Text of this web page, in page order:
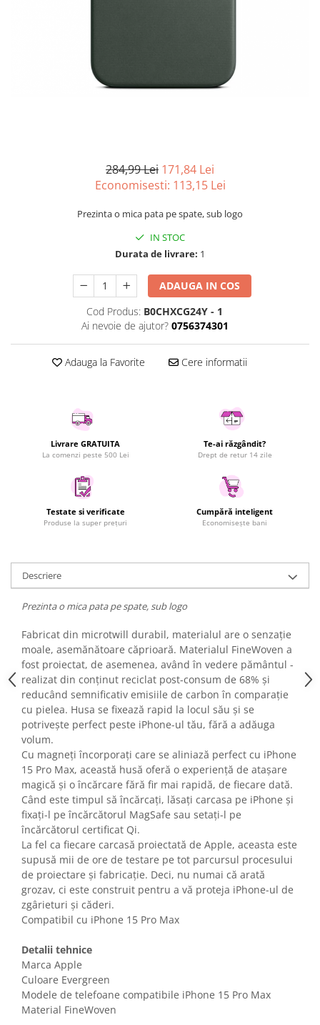
Organizare si depozitare
Utilaje si materiale de constructii
Laptop, Tablete & Telefoane
Laptopuri si Accesorii
Telefoane Mobile & accesorii
Wearable & Gadgeturi
Electrocasnice & Climatizare
Accesorii si piese masini spalat
rufe si uscatoare
Aparate Frigorifice
Aparate Racire Aer
Aragaze si cuptoare cu microunde
Climatizare & sisteme de incalzire
Electrocasnice pentru Bucatarie
Fiare de calcat si masini de cusut
Fashion
Bijuterii
Ceasuri barbatesti
Ceasuri dama
Cutii, curele si accesorii ceasuri
Genti si accesorii barbati
Genti si accesorii femei
Imbracaminte barbati
Imbracaminte femei
Imbracaminte si Incaltaminte copii
Incaltaminte barbati
Incaltaminte femei
Ochelari de soare
Ochelari de vedere
Gaming, Carti & Birotica
Birotica & Papetarie
Console, Jocuri & Accesorii
Ingrijire personala & Cosmetice
Accesorii aparate de ras electrice
Aparate & Accesorii ingrijire
personala
Aparate cosmetice
Articole Sanatate si Wellness
284,99 Lei 171,84 Lei
Economisesti: 113,15 Lei
Prezinta o mica pata pe spate, sub logo
IN STOC
Durata de livrare: 1
ADAUGA IN COS
Cod Produs: B0CHXCG24Y - 1
Ai nevoie de ajutor? 0756374301
Adauga la Favorite Cere informatii
Livrare GRATUITA
La comenzi peste 500 Lei
Te-ai răzgândit?
Drept de retur 14 zile
Testate si verificate
Produse la super prețuri
Cumpără inteligent
Economisește bani
Descriere
Prezinta o mica pata pe spate, sub logo
Fabricat din microtwill durabil, materialul are o senzație
moale, asemănătoare căprioară. Materialul FineWoven a
fost proiectat, de asemenea, având în vedere pământul -
realizat din conținut reciclat post-consum de 68% și
reducând semnificativ emisiile de carbon în comparație
cu pielea. Husa se fixează rapid la locul său și se
potrivește perfect peste iPhone-ul tău, fără a adăuga
volum.
Cu magneți încorporați care se aliniază perfect cu iPhone
15 Pro Max, această husă oferă o experiență de atașare
magică și o încărcare fără fir mai rapidă, de fiecare dată.
Când este timpul să încărcați, lăsați carcasa pe iPhone și
fixați-l pe încărcătorul MagSafe sau setați-l pe
încărcătorul certificat Qi.
La fel ca fiecare carcasă proiectată de Apple, aceasta este
supusă mii de ore de testare pe tot parcursul procesului
de proiectare și fabricație. Deci, nu numai că arată
grozav, ci este construit pentru a vă proteja iPhone-ul de
zgârieturi și căderi.
Compatibil cu iPhone 15 Pro Max
Detalii tehnice
Marca Apple
Culoare Evergreen
Modele de telefoane compatibile iPhone 15 Pro Max
Material FineWoven